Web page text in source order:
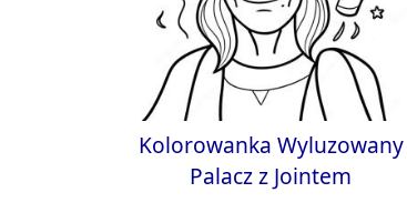
Kolorowanka Wyluzowany
Palacz z Jointem